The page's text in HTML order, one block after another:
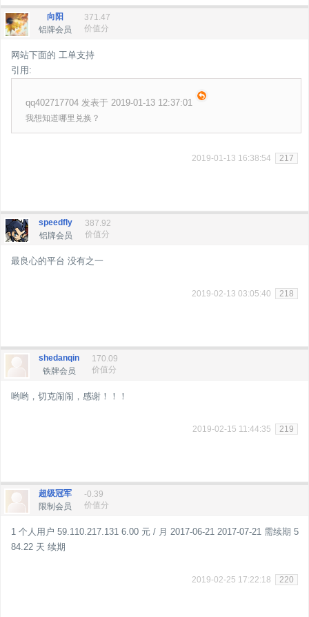
向阳
铝牌会员
371.47
价值分
网站下面的 工单支持
引用:
qq402717704 发表于 2019-01-13 12:37:01
我想知道哪里兑换？
2019-01-13 16:38:54 217
speedfly
铝牌会员
387.92
价值分
最良心的平台 没有之一
2019-02-13 03:05:40 218
shedanqin
铁牌会员
170.09
价值分
哟哟，切克闹闹，感谢！！！
2019-02-15 11:44:35 219
超级冠军
限制会员
-0.39
价值分
1 个人用户 59.110.217.131 6.00 元 / 月 2017-06-21 2017-07-21 需续期 5
84.22 天 续期
2019-02-25 17:22:18 220